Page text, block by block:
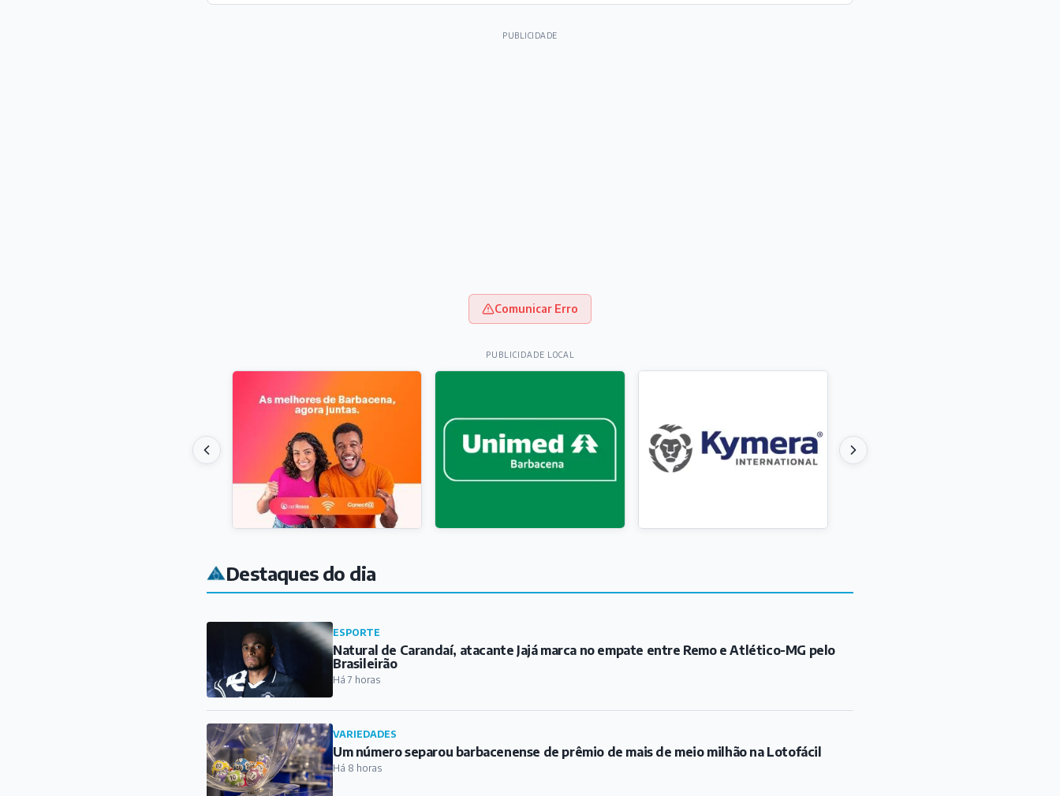
PUBLICIDADE
Comunicar Erro
PUBLICIDADE LOCAL
Destaques do dia
ESPORTE
Natural de Carandaí, atacante Jajá marca no empate entre Remo e Atlético-MG pelo
Brasileirão
Há 7 horas
VARIEDADES
Um número separou barbacenense de prêmio de mais de meio milhão na Lotofácil
Há 8 horas